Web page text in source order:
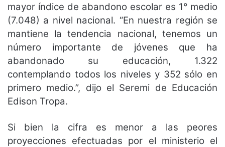
mayor índice de abandono escolar es 1° medio
(7.048) a nivel nacional. “En nuestra región se
mantiene la tendencia nacional, tenemos un
número importante de jóvenes que ha
abandonado su educación, 1.322
contemplando todos los niveles y 352 sólo en
primero medio.”, dijo el Seremi de Educación
Edison Tropa.
Si bien la cifra es menor a las peores
proyecciones efectuadas por el ministerio el